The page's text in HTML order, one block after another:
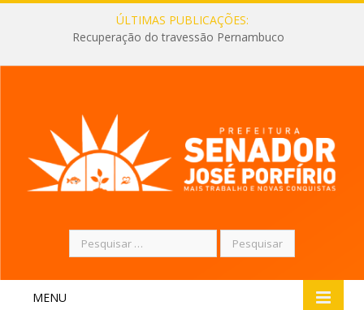
ÚLTIMAS PUBLICAÇÕES:
Recuperação do travessão Pernambuco
Pesquisar
por:
MENU